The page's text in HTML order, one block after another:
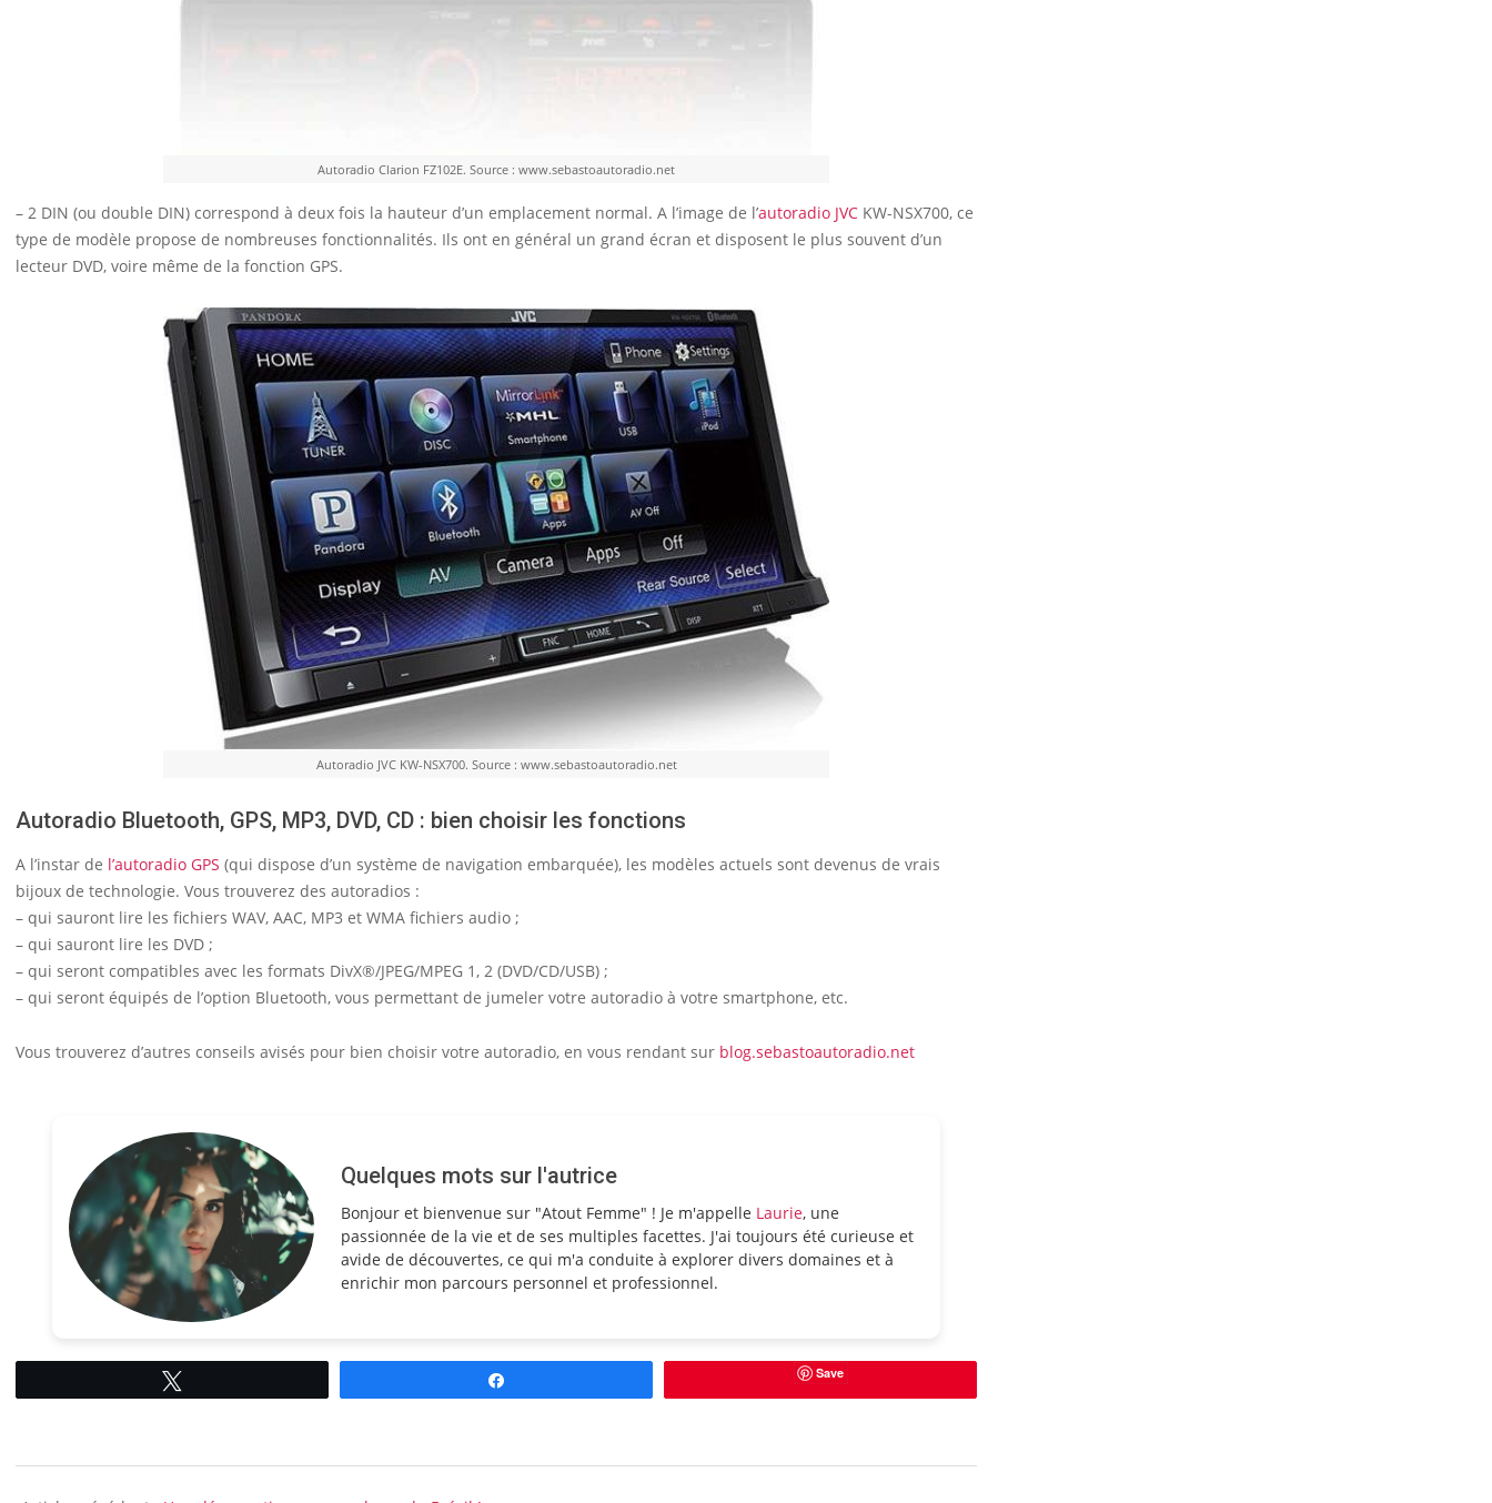
Autoradio Clarion FZ102E. Source : www.sebastoautoradio.net
– 2 DIN (ou double DIN) correspond à deux fois la hauteur d’un emplacement normal. A l’image de l’autoradio JVC KW-NSX700, ce
type de modèle propose de nombreuses fonctionnalités. Ils ont en général un grand écran et disposent le plus souvent d’un
lecteur DVD, voire même de la fonction GPS.
Autoradio JVC KW-NSX700. Source : www.sebastoautoradio.net
Autoradio Bluetooth, GPS, MP3, DVD, CD : bien choisir les fonctions
A l’instar de l’autoradio GPS (qui dispose d’un système de navigation embarquée), les modèles actuels sont devenus de vrais
bijoux de technologie. Vous trouverez des autoradios :
– qui sauront lire les fichiers WAV, AAC, MP3 et WMA fichiers audio ;
– qui sauront lire les DVD ;
– qui seront compatibles avec les formats DivX®/JPEG/MPEG 1, 2 (DVD/CD/USB) ;
– qui seront équipés de l’option Bluetooth, vous permettant de jumeler votre autoradio à votre smartphone, etc.
Vous trouverez d’autres conseils avisés pour bien choisir votre autoradio, en vous rendant sur blog.sebastoautoradio.net
Quelques mots sur l'autrice
Bonjour et bienvenue sur "Atout Femme" ! Je m'appelle Laurie, une
passionnée de la vie et de ses multiples facettes. J'ai toujours été curieuse et
avide de découvertes, ce qui m'a conduite à explorer divers domaines et à
enrichir mon parcours personnel et professionnel.
Save